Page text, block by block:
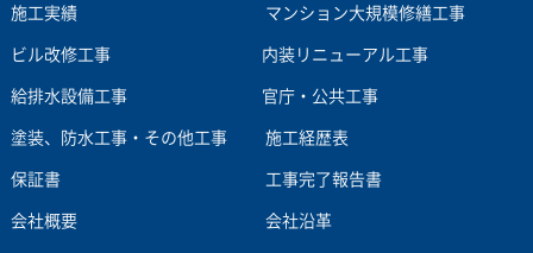
施工実績 マンション大規模修繕工事
ビル改修工事 内装リニューアル工事
給排水設備工事 官庁・公共工事
塗装、防水工事・その他工事 施工経歴表
保証書 工事完了報告書
会社概要 会社沿革